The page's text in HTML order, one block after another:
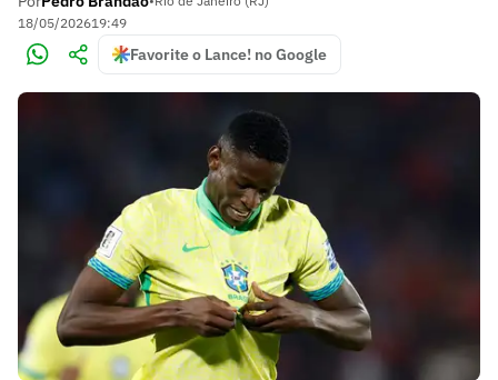
18/05/202619:49
Favorite o Lance! no Google